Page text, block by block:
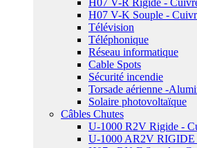
H07 V-R Rigide -
H07 V-K Souple -
Télévision
Téléphonique
Réseau informatique
Cable Spots
Sécurité incendie
Torsade aérienne -
Solaire photovoltaïque
Câbles Chutes
U-1000 R2V Rigide -
U-1000 AR2V RIGIDE